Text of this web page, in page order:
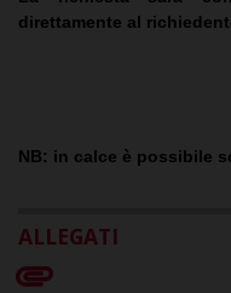
direttamente al
NB: in calce è possibile
ALLEGATI